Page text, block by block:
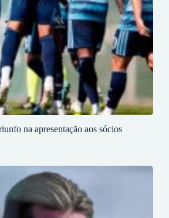
na apresentação aos sócios